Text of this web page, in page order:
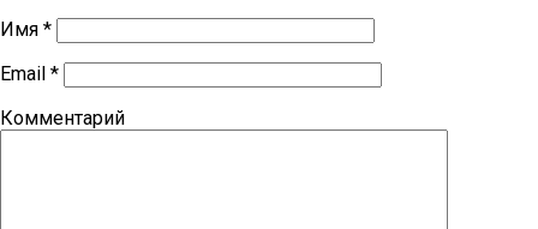
Имя *
Email *
Комментарий